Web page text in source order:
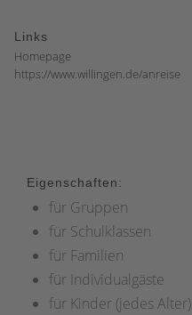
Links
Homepage
https://www.willingen.de/anreise
Eigenschaften:
für Gruppen
für Schulklassen
für Familien
für Individualgäste
für Kinder (jedes Alter)